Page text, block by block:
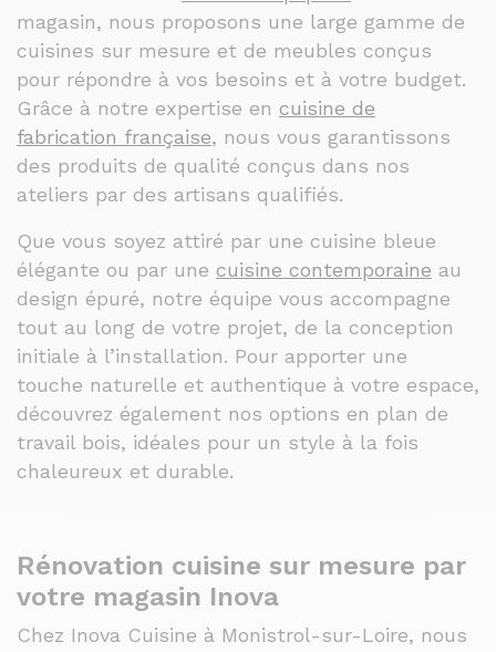
magasin, nous proposons une large gamme de
cuisines sur mesure et de meubles conçus
pour répondre à vos besoins et à votre budget.
Grâce à notre expertise en cuisine de
fabrication française, nous vous garantissons
des produits de qualité conçus dans nos
ateliers par des artisans qualifiés.
Que vous soyez attiré par une cuisine bleue
élégante ou par une cuisine contemporaine au
design épuré, notre équipe vous accompagne
tout au long de votre projet, de la conception
initiale à l’installation. Pour apporter une
touche naturelle et authentique à votre espace,
découvrez également nos options en plan de
travail bois, idéales pour un style à la fois
chaleureux et durable.
Rénovation cuisine sur mesure par
votre magasin Inova
Chez Inova Cuisine à Monistrol-sur-Loire, nous